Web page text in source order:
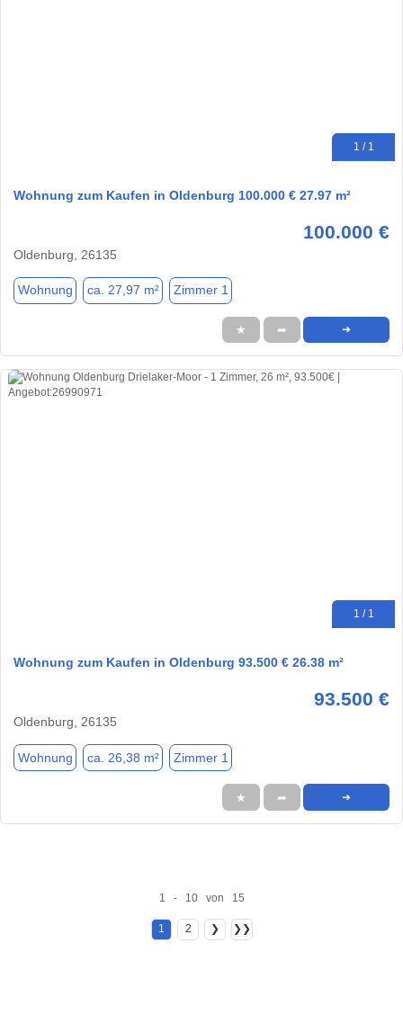
1 / 1
Wohnung zum Kaufen in Oldenburg 100.000 € 27.97 m²
100.000 €
Oldenburg, 26135
Wohnung ca. 27,97 m² Zimmer 1
★ ➦ ➜
1 / 1
Wohnung zum Kaufen in Oldenburg 93.500 € 26.38 m²
93.500 €
Oldenburg, 26135
Wohnung ca. 26,38 m² Zimmer 1
★ ➦ ➜
1 - 10 von 15
1 2 ❯ ❯❯